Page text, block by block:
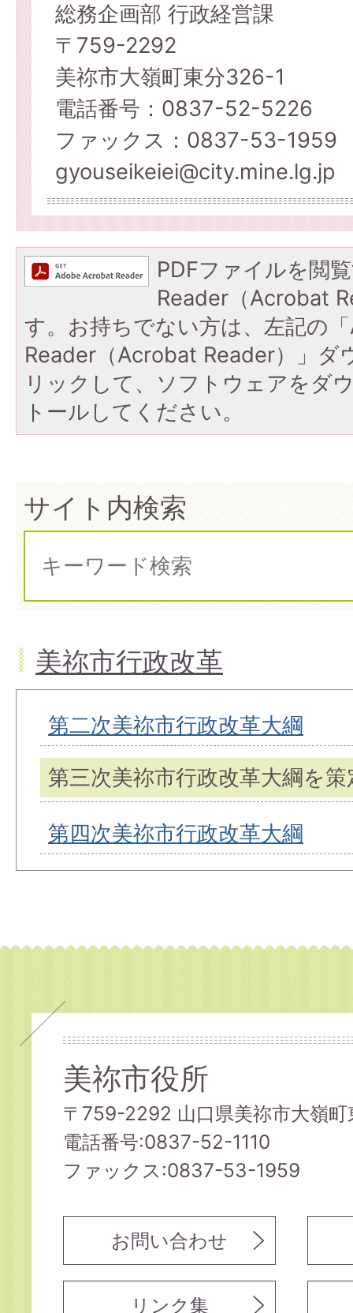
総務企画部 行政経営課
〒759-2292
美祢市大嶺町東分326-1
電話番号：0837-52-5226
ファックス：0837-53-1959
gyouseikeiei@city.mine.lg.jp
PDFファイルを閲
Reader（Acrobat
す。お持ちでない方は、左記の
Reader（Acrobat Reader）」ダ
リックして、ソフトウェアをダ
トールしてください。
サイト内検索
美祢市行政改革
第二次美祢市行政改革大綱
第三次美祢市行政改革大綱を
第四次美祢市行政改革大綱
美祢市役所
〒759-2292 山口県美祢市大嶺
電話番号:0837-52-1110
ファックス:0837-53-1959
お問い合わせ
リンク集